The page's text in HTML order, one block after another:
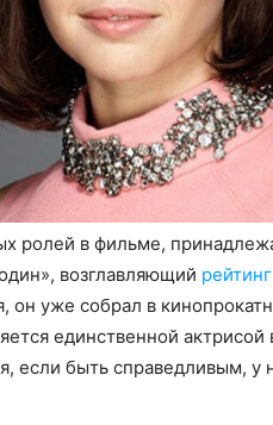
ролей в фильме,
возглавляющий
он уже собрал в
единственной актрисой
если быть справедливым, у